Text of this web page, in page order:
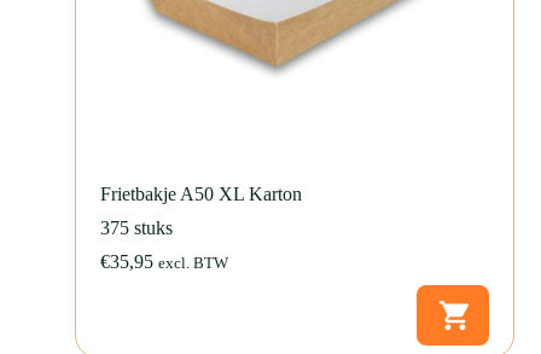
Frietbakje A50 XL Karton
375 stuks
€35,95 excl. BTW